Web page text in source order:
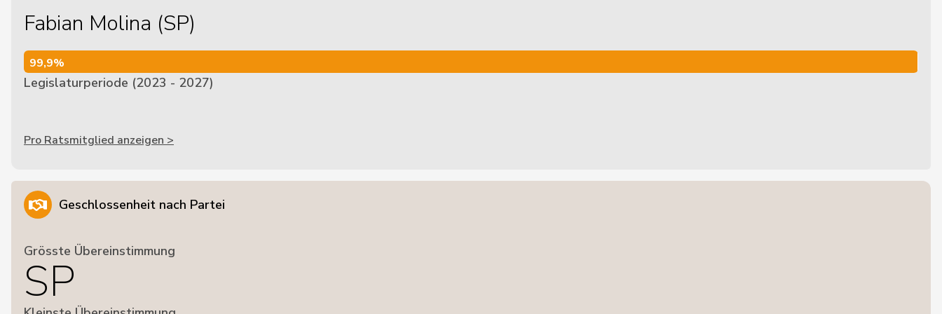
Fabian Molina (SP)
99,9%
99,9%
Legislaturperiode (2023 - 2027)
Pro Ratsmitglied anzeigen >
Geschlossenheit nach Partei
Grösste Übereinstimmung
SP